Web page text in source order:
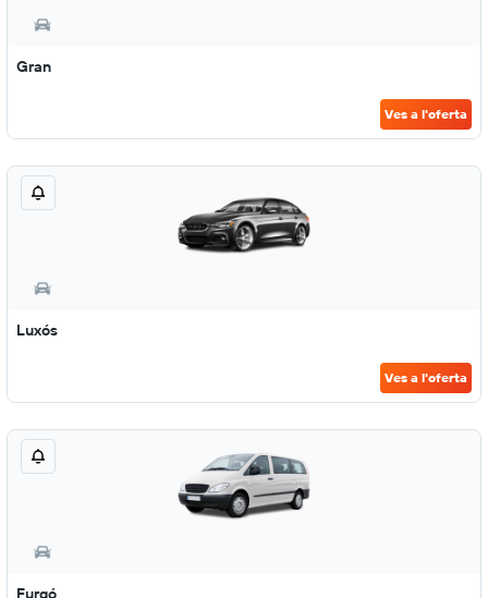
Gran
Ves a l'oferta
Luxós
Ves a l'oferta
Furgó